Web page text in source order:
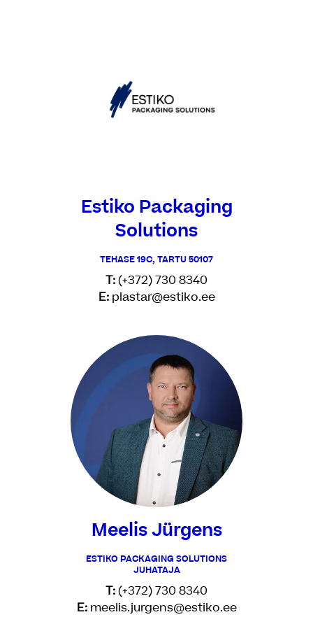
Estiko Packaging
Solutions
TEHASE 19C, TARTU 50107
T:(+372) 730 8340
E: plastar@estiko.ee
Meelis Jürgens
ESTIKO PACKAGING SOLUTIONS
JUHATAJA
T:(+372) 730 8340
E: meelis.jurgens@estiko.ee